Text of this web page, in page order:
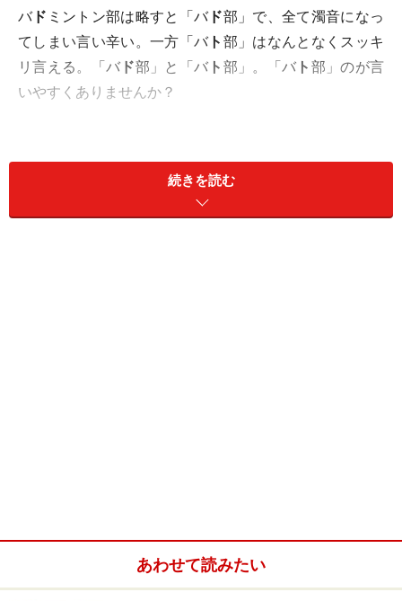
バド ミントン部は略すと「バド部」で、全て濁音になっ
てしまい言い辛い。一方「バト 部」はなんとなくスッキ
リ言える。「バ ド部」と「バ ト 部」。「バ ト 部」のが言
いやすくありませんか？
分かっているね！」と嬉しく思います。
続きを読む
あわせて読みたい